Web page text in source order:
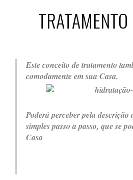
Este conceito de tratamento
comodamente em sua Casa.
Poderá perceber pela
simples passo a passo, que se
Casa